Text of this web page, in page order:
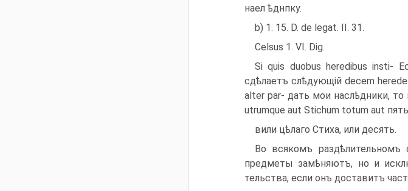
наел ѣднпку.
b) 1. 15. D. de legat. II. 31.
Celsus 1. VI. Dig.
Si quis duobus heredibus insti-
сдѣлаетъ слѣдующій decem
alter par- дать мои наслѣдники,
utrumque aut Stichum totum aut
вили цѣлаго Стиха, или десять.
Во всякомъ
предметы замѣняютъ, но и
тельства, если онъ доставитъ